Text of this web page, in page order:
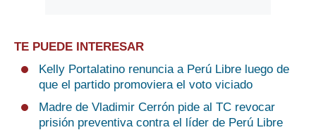
TE PUEDE INTERESAR
Kelly Portalatino renuncia a Perú Libre luego de
que el partido promoviera el voto viciado
Madre de Vladimir Cerrón pide al TC revocar
prisión preventiva contra el líder de Perú Libre